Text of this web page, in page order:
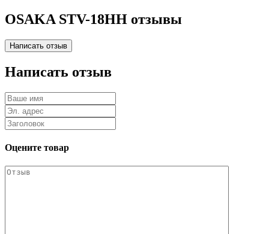
OSAKA STV-18HH отзывы
Написать отзыв
Оцените товар